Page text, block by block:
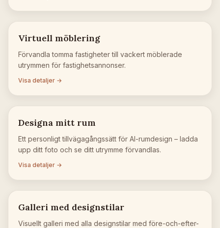
Virtuell möblering
Förvandla tomma fastigheter till vackert möblerade
utrymmen för fastighetsannonser.
Visa detaljer →
Designa mitt rum
Ett personligt tillvägagångssätt för AI-rumdesign – ladda
upp ditt foto och se ditt utrymme förvandlas.
Visa detaljer →
Galleri med designstilar
Visuellt galleri med alla designstilar med före-och-efter-